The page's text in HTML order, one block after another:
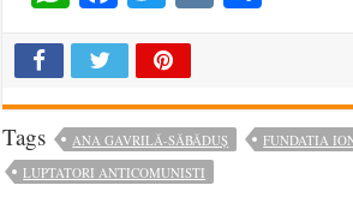
Tags ANA GAVRILĂ-SĂBĂDUȘ
FUNDATIA
LUPTATORI ANTICOMUNISTI